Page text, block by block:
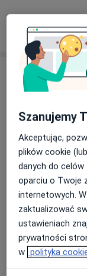
W jaki sposób
Specjaliści
mgr
Umów
mgr
Szanujemy
Akceptując,
plików cookie
danych do
oparciu o Twoje
internetowych.
zaktualizować
ustawieniach
prywatności
w polityka